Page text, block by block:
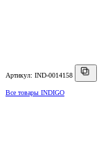
Артикул: IND-0014158
Все товары INDIGO